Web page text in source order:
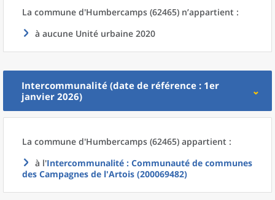
La commune d'Humbercamps (62465) n’appartient :
à aucune Unité urbaine 2020
Intercommunalité (date de référence : 1er
janvier 2026)
La commune d'Humbercamps (62465) appartient :
à l'Intercommunalité : Communauté de communes
des Campagnes de l'Artois (200069482)